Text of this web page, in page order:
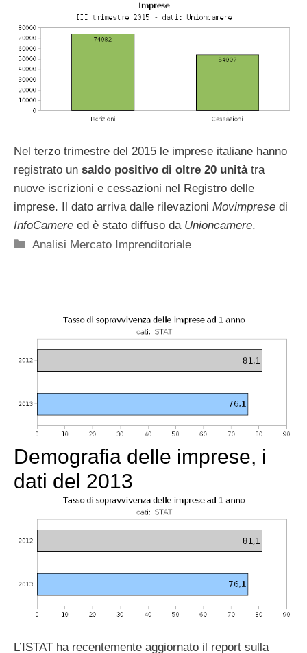
Nel terzo trimestre del 2015 le imprese italiane hanno
registrato un saldo positivo di oltre 20 unitàtra
nuove iscrizioni e cessazioni nel Registro delle
imprese. Il dato arriva dalle rilevazioni Movimprese di
InfoCamere ed è stato diffuso da Unioncamere.
Categorie
Analisi Mercato Imprenditoriale
Demografia delle imprese, i
dati del 2013
L’ISTAT ha recentemente aggiornato il report sulla